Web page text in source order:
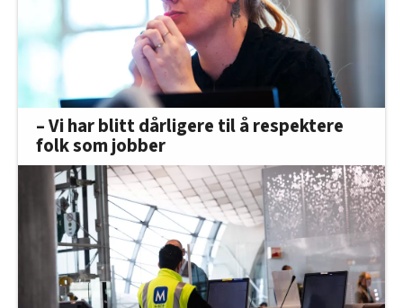
– Vi har blitt dårligere til å respektere
folk som jobber